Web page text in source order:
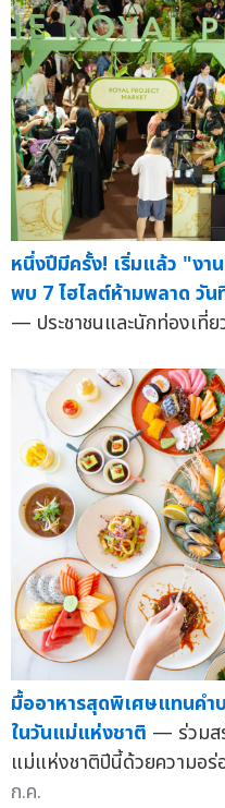
หนึ่งปีมีครั้ง! เริ่มแล้ว "งา
พบ 7 ไฮไลต์ห้ามพลาด วั
— ประชาชนและนักท่องเที่ย
มื้ออาหารสุดพิเศษแทนค
ในวันแม่แห่งชาติ — ร่วมส
แม่แห่งชาติปีนี้ด้วยความอร่
ก.ค.